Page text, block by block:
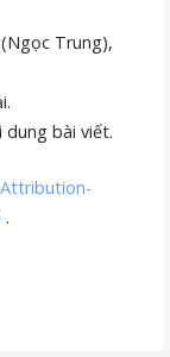
Trung),
bài viết.
.